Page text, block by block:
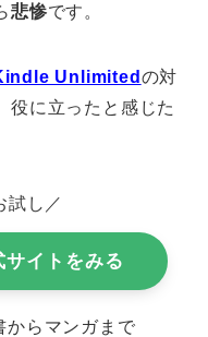
悲惨です。
Unlimited の対
役に立ったと感じた
試し／
イトをみる
からマンガまで